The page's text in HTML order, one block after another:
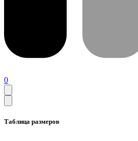
0
Таблица размеров